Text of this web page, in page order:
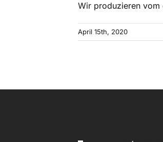
Wir produzieren vom
April 15th, 2020